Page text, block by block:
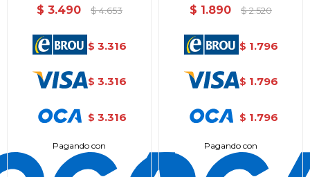
$ 3.490 $ 4.653
$ 3.316
$ 3.316
$ 3.316
Pagando con
$ 1.890 $ 2.520
$ 1.796
$ 1.796
$ 1.796
Pagando con